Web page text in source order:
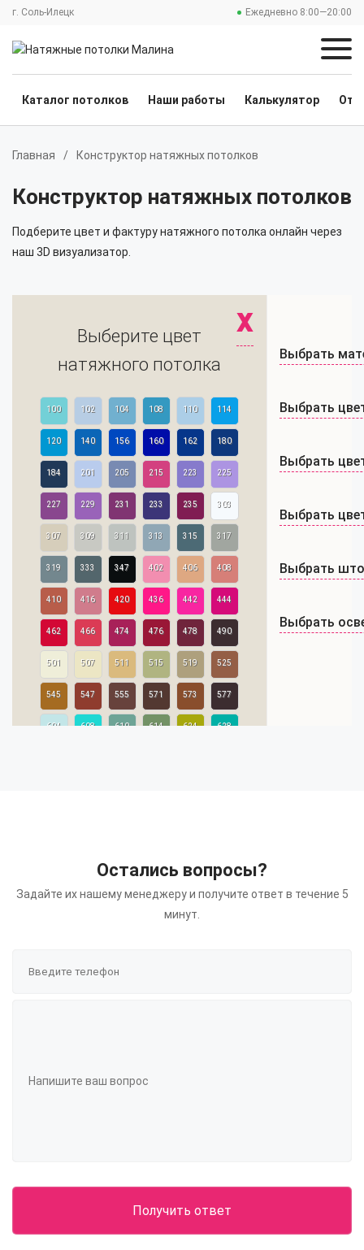
г. Соль-Илецк Ежедневно 8:00—20:00
Каталог потолков Наши работы Калькулятор
Главная / Конструктор натяжных потолков
Конструктор натяжных потолков
Подберите цвет и фактуру натяжного потолка онлайн через
наш 3D визуализатор.
Выбрать
Выбрать
Выбрать
Выбрать
Выбрать
Выбрать
X
Выберите цвет
натяжного потолка
100 102 104 108 110 114
120 140 156 160 162 180
184 201 205 215 223 225
227 229 231 233 235 303
307 309 311 313 315 317
319 333 347 402 406 408
410 416 420 436 442 444
462 466 474 476 478 490
501 507 511 515 519 525
545 547 555 571 573 577
604 608 610 614 624 628
Показать результат
Остались вопросы?
Задайте их нашему менеджеру и получите ответ в течение 5
минут.